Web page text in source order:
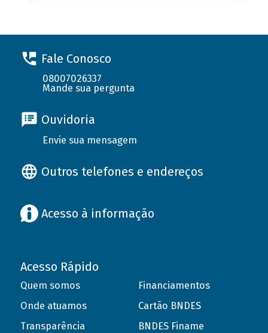
Fale Conosco
08007026337
Mande sua pergunta
Ouvidoria
Envie sua mensagem
Outros telefones e endereços
Acesso à informação
Acesso Rápido
Quem somos
Onde atuamos
Transparência
Financiamentos
Cartão BNDES
BNDES Finame